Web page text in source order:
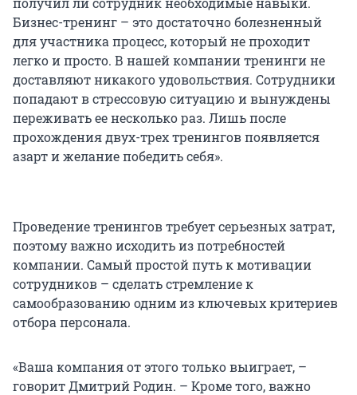
Бизнес-тренинг – это достаточно болезненный
для участника процесс, который не проходит
легко и просто. В нашей компании тренинги не
доставляют никакого удовольствия. Сотрудники
попадают в стрессовую ситуацию и вынуждены
переживать ее несколько раз. Лишь после
прохождения двух-трех тренингов появляется
азарт и желание победить себя».
Проведение тренингов требует серьезных затрат,
поэтому важно исходить из потребностей
компании. Самый простой путь к мотивации
сотрудников – сделать стремление к
самообразованию одним из ключевых критериев
отбора персонала.
«Ваша компания от этого только выиграет, –
говорит Дмитрий Родин. – Кроме того, важно